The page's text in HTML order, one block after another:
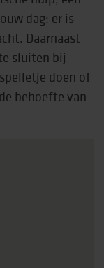
dag: er is
Daarnaast
sluiten bij
doen of
behoefte van